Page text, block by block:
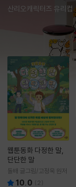
산리오캐릭터즈 유리컵
웹툰동화 다정한 말,
단단한 말
돌배 글그림/고정욱 원저
10.0 ( 2)